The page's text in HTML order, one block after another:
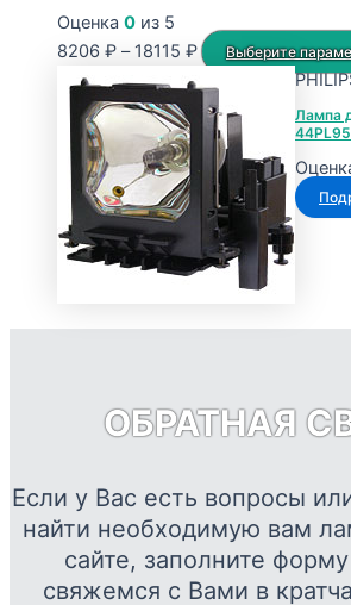
Оценка 0 из 5
8206 ₽ – 18115 ₽Диапазон
8206 ₽
18115 ₽
Выберите
Лампа
ОБРАТНАЯ
Если у Вас есть вопросы
найти необходимую вам
сайте, заполните
свяжемся с Вами в